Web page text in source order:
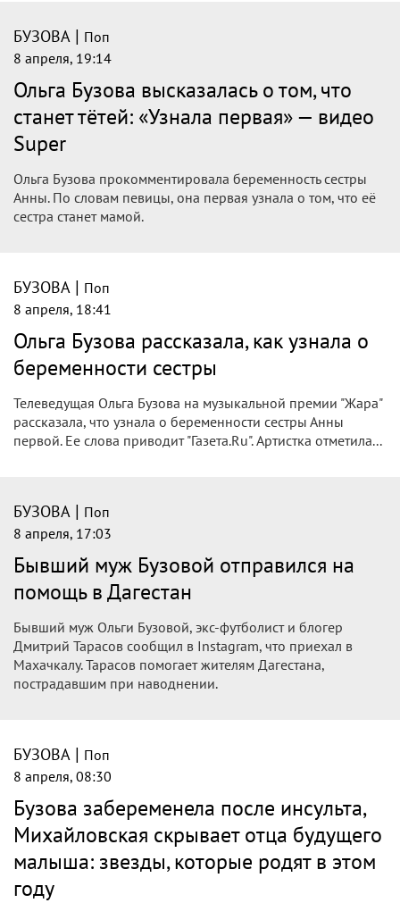
БУЗОВА | Поп
8 апреля, 19:14
Ольга Бузова высказалась о том, что
станет тётей: «Узнала первая» — видео
Super
Ольга Бузова прокомментировала беременность сестры
Анны. По словам певицы, она первая узнала о том, что её
сестра станет мамой.
БУЗОВА | Поп
8 апреля, 18:41
Ольга Бузова рассказала, как узнала о
беременности сестры
Телеведущая Ольга Бузова на музыкальной премии "Жара"
рассказала, что узнала о беременности сестры Анны
первой. Ее слова приводит "Газета.Ru". Артистка отметила...
БУЗОВА | Поп
8 апреля, 17:03
Бывший муж Бузовой отправился на
помощь в Дагестан
Бывший муж Ольги Бузовой, экс-футболист и блогер
Дмитрий Тарасов сообщил в Instagram, что приехал в
Махачкалу. Тарасов помогает жителям Дагестана,
пострадавшим при наводнении.
БУЗОВА | Поп
8 апреля, 08:30
Бузова забеременела после инсульта,
Михайловская скрывает отца будущего
малыша: звезды, которые родят в этом
году